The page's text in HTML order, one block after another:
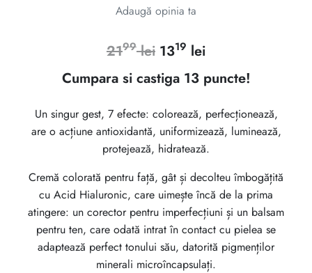
Adaugă opinia ta
2199 lei Prețul
inițial
fost:
2199 lei.
1319 leiPrețul
curent
1319 lei.
Cumpara si castiga 13 puncte!
Un singur gest, 7 efecte: colorează, perfecționează,
are o acțiune antioxidantă, uniformizează, luminează,
protejează, hidratează.
Cremă colorată pentru față, gât și decolteu îmbogățită
cu Acid Hialuronic, care uimește încă de la prima
atingere: un corector pentru imperfecțiuni și un balsam
pentru ten, care odată intrat în contact cu pielea se
adaptează perfect tonului său, datorită pigmenților
minerali microîncapsulați.